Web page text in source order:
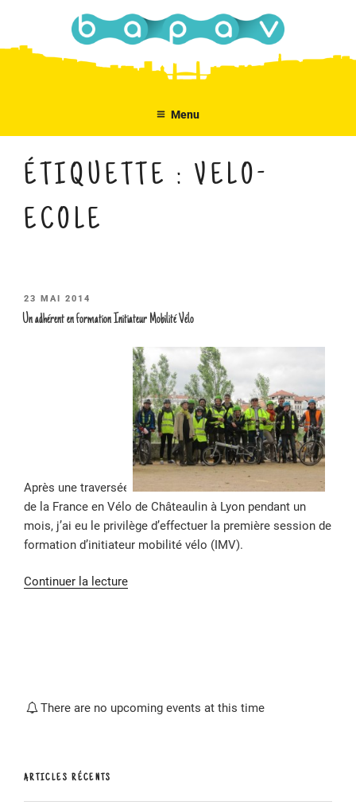
contenu
Menu
ÉTIQUETTE :VELO-
ECOLE
PUBLIÉ
LE
23 MAI 2014
Un adhérent en formation Initiateur Mobilité Vélo
Après une traversée
de la France en Vélo de Châteaulin à Lyon pendant un
mois, j’ai eu le privilège d’effectuer la première session de
formation d’initiateur mobilité vélo (IMV).
Continuer la lecturede
Vélo »
There are no upcoming events at this time
ARTICLES RÉCENTS